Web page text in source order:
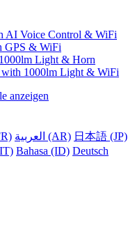
AI Voice Control & WiFi
GPS & WiFi
Light & Horn
1000lm Light & WiFi
anzeigen
العربية (AR) 日本語 (JP)
Bahasa (ID) Deutsch